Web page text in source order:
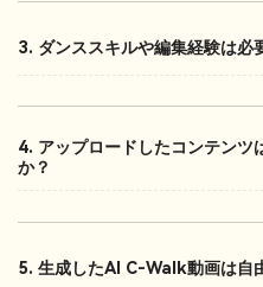
3. ダンススキルや編集経験は必
4. アップロードしたコンテンツ
か？
5. 生成したAI C-Walk動画は自